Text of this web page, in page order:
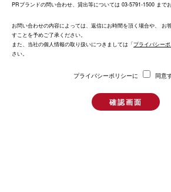
PRブランドの問い合わせ、貸出等については 03-5791-1500 まで
お問い合わせの内容によっては、返信にお時間を頂く場合や、 お
すことを予めご了承ください。
また、当社の個人情報の取り扱いにつきましては「プライバシー
さい。
プライバシーポリシーに 同意